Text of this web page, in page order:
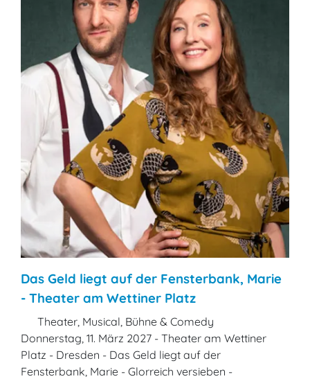
Das Geld liegt auf der Fensterbank, Marie
- Theater am Wettiner Platz
Theater, Musical, Bühne & Comedy
Donnerstag, 11. März 2027 - Theater am Wettiner
Platz - Dresden - Das Geld liegt auf der
Fensterbank, Marie - Glorreich versieben -